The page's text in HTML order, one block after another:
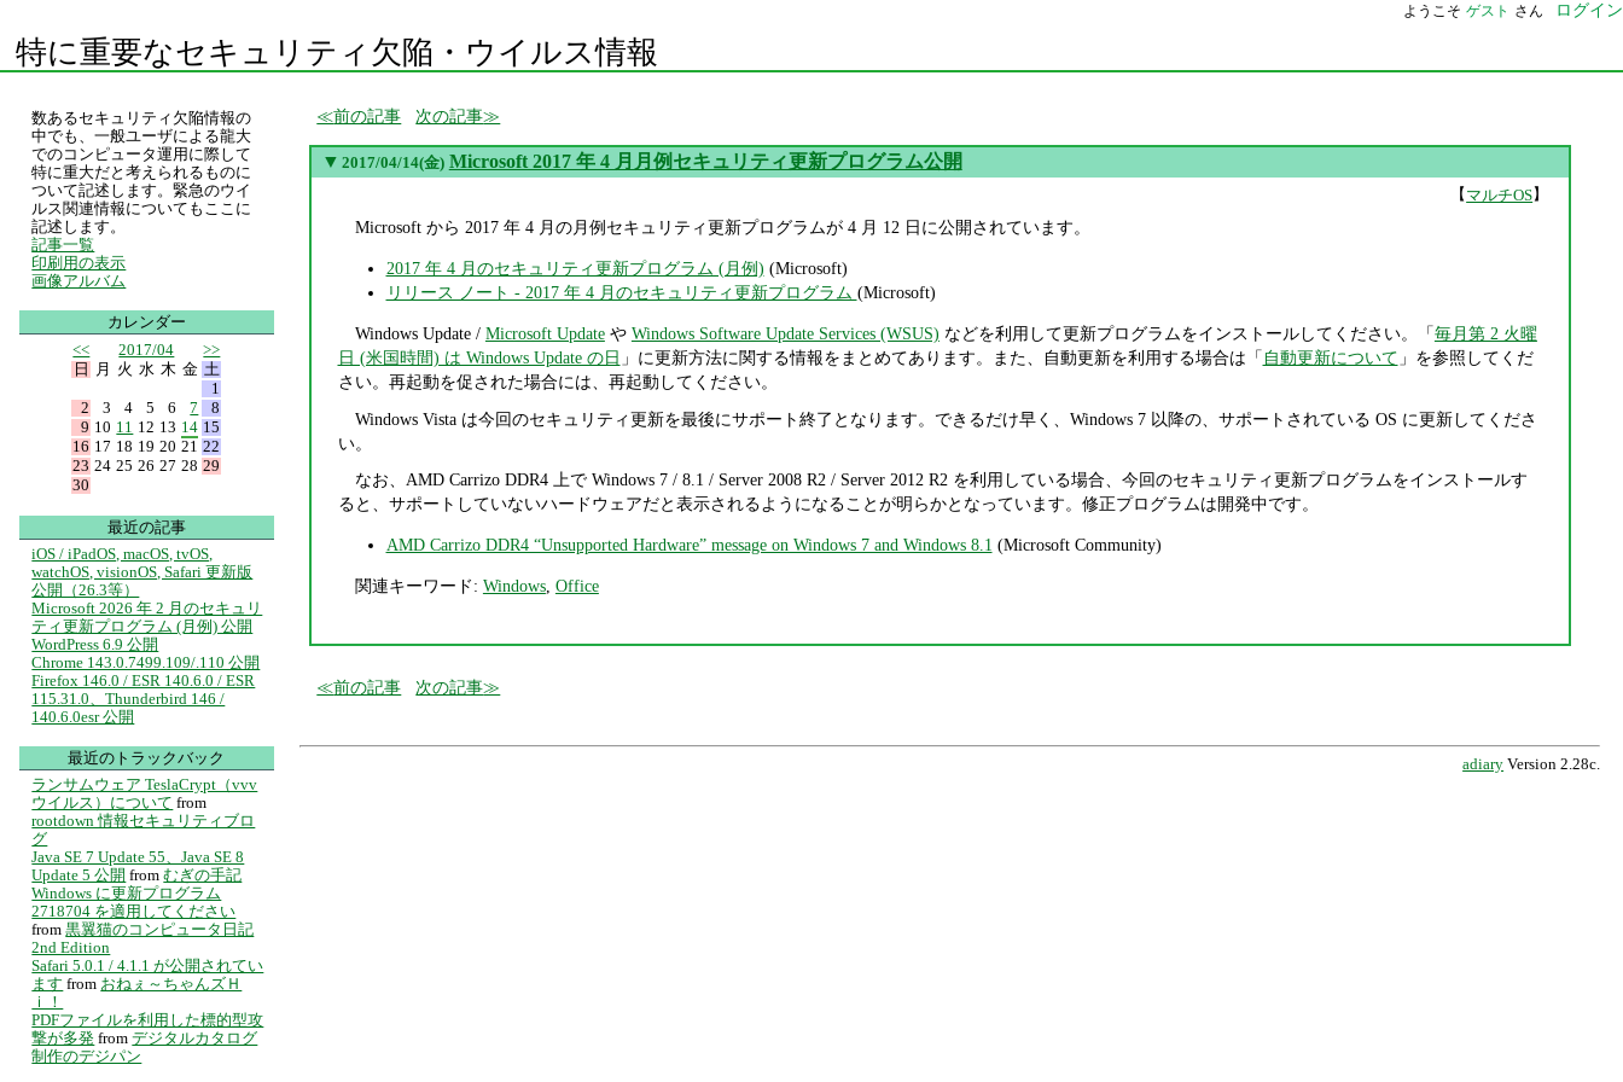
ようこそ ゲスト さん ログイン
特に重要なセキュリティ欠陥・ウイルス情報
前の記事 次の記事
▼ 2017/04/14(金) Microsoft 2017 年 4 月月例セキュリティ更新プログラム公開
【マルチOS】
Microsoft から 2017 年 4 月の月例セキュリティ更新プログラムが 4 月 12 日に公開されています。
2017 年 4 月のセキュリティ更新プログラム (月例) (Microsoft)
リリース ノート - 2017 年 4 月のセキュリティ更新プログラム (Microsoft)
Windows Update / Microsoft Updateや Windows Software Update Services (WSUS) などを利用して更新プログラムをインストールしてください。「毎月第 2 火曜
日 (米国時間) は Windows Update の日 」に更新方法に関する情報をまとめてあります。また、自動更新を利用する場合は「 自動更新について 」を参照してくだ
さい。再起動を促された場合には、再起動してください。
Windows Vista は今回のセキュリティ更新を最後にサポート終了となります。できるだけ早く、Windows 7 以降の、サポートされている OS に更新してくださ
い。
なお、AMD Carrizo DDR4 上で Windows 7 / 8.1 / Server 2008 R2 / Server 2012 R2 を利用している場合、今回のセキュリティ更新プログラムをインストールす
ると、サポートしていないハードウェアだと表示されるようになることが明らかとなっています。修正プログラムは開発中です。
AMD Carrizo DDR4 “Unsupported Hardware” message on Windows 7 and Windows 8.1 (Microsoft Community)
関連キーワード: Windows, Office
前の記事 次の記事
adiary Version 2.28c.
数あるセキュリティ欠陥情報の
中でも、一般ユーザによる龍大
でのコンピュータ運用に際して
特に重大だと考えられるものに
ついて記述します。緊急のウイ
ルス関連情報についてもここに
記述します。
記事一覧
印刷用の表示
画像アルバム
カレンダー
<<
2017/04
>>
日
月 火 水 木 金 土
1
2
3 4 5 6 7
8
9 10 11 12 13 14 15
16 17 18 19 20 21 22
23 24 25 26 27 28 29
30
最近の記事
iOS / iPadOS, macOS, tvOS,
watchOS, visionOS, Safari 更新版
公開（26.3等）
Microsoft 2026 年 2 月のセキュリ
ティ更新プログラム (月例) 公開
WordPress 6.9 公開
Chrome 143.0.7499.109/.110 公開
Firefox 146.0 / ESR 140.6.0 / ESR
115.31.0、Thunderbird 146 /
140.6.0esr 公開
最近のトラックバック
ランサムウェア TeslaCrypt（vvv
ウイルス）について from
rootdown 情報セキュリティブロ
グ
Java SE 7 Update 55、Java SE 8
Update 5 公開 from むぎの手記
Windows に更新プログラム
2718704 を適用してください
from 黒翼猫のコンピュータ日記
2nd Edition
Safari 5.0.1 / 4.1.1 が公開されてい
ます from おねぇ～ちゃんズＨ
ｉ！
PDFファイルを利用した標的型攻
撃が多発 from デジタルカタログ
制作のデジパン